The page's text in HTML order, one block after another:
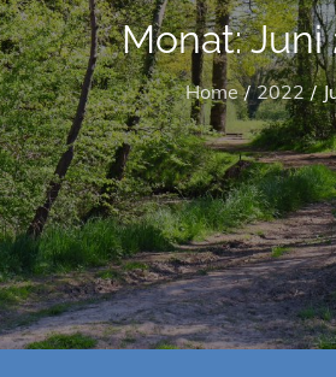
Monat:Juni
Home 2022